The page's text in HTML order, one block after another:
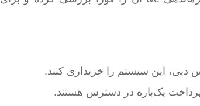
دبی، این سیستم را خریداری کنند.
یک‌باره در دسترس هستند.